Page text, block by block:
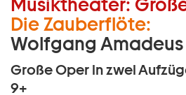
Musiktheater:
Die Zauberflöte:
Wolfgang
Große Oper in zwei
9+